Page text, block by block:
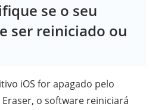
se o seu
ser reiniciado ou
iOS for apagado pelo
o software reiniciará